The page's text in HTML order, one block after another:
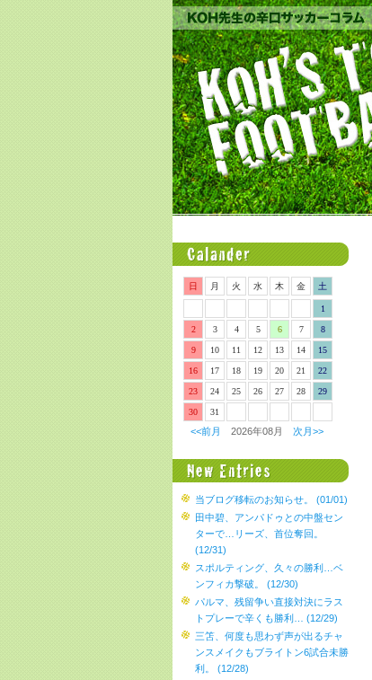
日 月 火 水 木 金 土
1
2 3 4 5 6 7 8
9 10 11 12 13 14 15
16 17 18 19 20 21 22
23 24 25 26 27 28 29
30 31
<<前月 2026年08月 次月>>
当ブログ移転のお知らせ。 (01/01)
田中碧、アンパドゥとの中盤セン
ターで…リーズ、首位奪回。
(12/31)
スポルティング、久々の勝利…ベ
ンフィカ撃破。 (12/30)
パルマ、残留争い直接対決にラス
トプレーで辛くも勝利… (12/29)
三笘、何度も思わず声が出るチャ
ンスメイクもブライトン6試合未勝
利。 (12/28)